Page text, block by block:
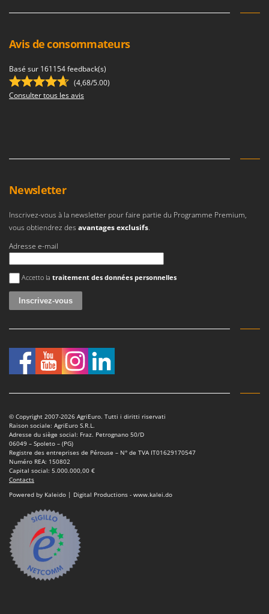
Avis de consommateurs
Basé sur 161154 feedback(s)
(4,68/5.00)
Consulter tous les avis
Newsletter
Inscrivez-vous à la newsletter pour faire partie du Programme Premium,
vous obtiendrez des avantages exclusifs.
Adresse e-mail
Une erreur est survenue
Accetto la traitement des données personnelles
© Copyright 2007-2026 AgriEuro. Tutti i diritti riservati
Raison sociale: AgriEuro S.R.L.
Adresse du siège social: Fraz. Petrognano 50/D
06049 – Spoleto – (PG)
Registre des entreprises de Pérouse – N° de TVA IT01629170547
Numéro REA: 150802
Capital social: 5.000.000,00 €
Contacts
Powered by Kaleido | Digital Productions - www.kalei.do